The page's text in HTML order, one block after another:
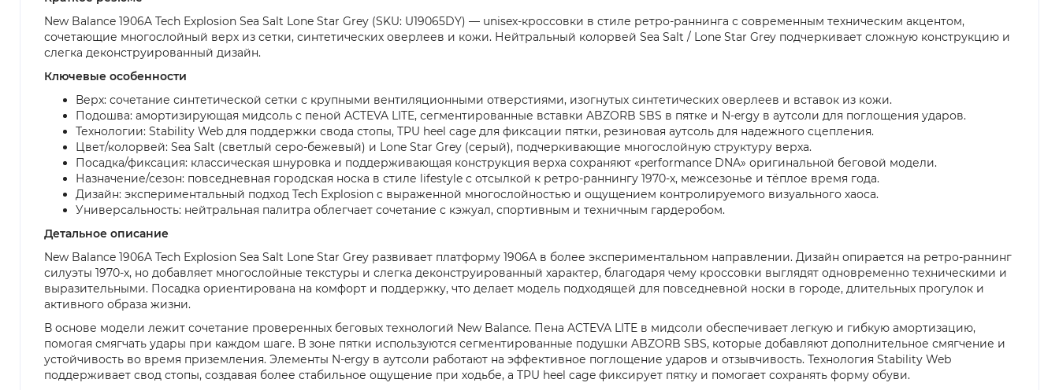
New Balance 1906A Tech Explosion Sea Salt Lone Star Grey (SKU: U19065DY) — unisex-кроссовки в стиле ретро-раннинга с современным техническим акцентом,
сочетающие многослойный верх из сетки, синтетических оверлеев и кожи. Нейтральный колорвей Sea Salt / Lone Star Grey подчеркивает сложную конструкцию и
слегка деконструированный дизайн.
Ключевые особенности
Верх: сочетание синтетической сетки с крупными вентиляционными отверстиями, изогнутых синтетических оверлеев и вставок из кожи.
Подошва: амортизирующая мидсоль с пеной ACTEVA LITE, сегментированные вставки ABZORB SBS в пятке и N-ergy в аутсоли для поглощения ударов.
Технологии: Stability Web для поддержки свода стопы, TPU heel cage для фиксации пятки, резиновая аутсоль для надежного сцепления.
Цвет/колорвей: Sea Salt (светлый серо-бежевый) и Lone Star Grey (серый), подчеркивающие многослойную структуру верха.
Посадка/фиксация: классическая шнуровка и поддерживающая конструкция верха сохраняют «performance DNA» оригинальной беговой модели.
Назначение/сезон: повседневная городская носка в стиле lifestyle с отсылкой к ретро-раннингу 1970-х, межсезонье и тёплое время года.
Дизайн: экспериментальный подход Tech Explosion с выраженной многослойностью и ощущением контролируемого визуального хаоса.
Универсальность: нейтральная палитра облегчает сочетание с кэжуал, спортивным и техничным гардеробом.
Детальное описание
New Balance 1906A Tech Explosion Sea Salt Lone Star Grey развивает платформу 1906A в более экспериментальном направлении. Дизайн опирается на ретро-раннинг
силуэты 1970-х, но добавляет многослойные текстуры и слегка деконструированный характер, благодаря чему кроссовки выглядят одновременно техническими и
выразительными. Посадка ориентирована на комфорт и поддержку, что делает модель подходящей для повседневной носки в городе, длительных прогулок и
активного образа жизни.
В основе модели лежит сочетание проверенных беговых технологий New Balance. Пена ACTEVA LITE в мидсоли обеспечивает легкую и гибкую амортизацию,
помогая смягчать удары при каждом шаге. В зоне пятки используются сегментированные подушки ABZORB SBS, которые добавляют дополнительное смягчение и
устойчивость во время приземления. Элементы N-ergy в аутсоли работают на эффективное поглощение ударов и отзывчивость. Технология Stability Web
поддерживает свод стопы, создавая более стабильное ощущение при ходьбе, а TPU heel cage фиксирует пятку и помогает сохранять форму обуви.